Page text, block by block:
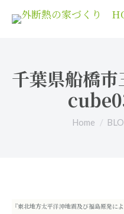
千葉県船橋
You are
Home
『東北地方太平洋沖地震及び福島原発に